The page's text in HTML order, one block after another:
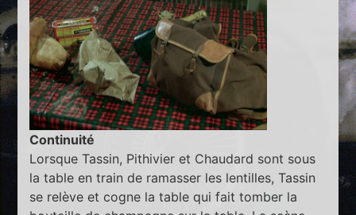
Continuité
Lorsque Tassin, Pithivier et Chaudard sont sous
la table en train de ramasser les lentilles, Tassin
se relève et cogne la table qui fait tomber la